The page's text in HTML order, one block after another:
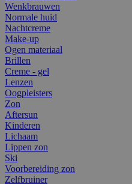
Wenkbrauwen
Normale huid
Nachtcreme
Make-up
Ogen materiaal
Brillen
Creme - gel
Lenzen
Oogpleisters
Zon
Aftersun
Kinderen
Lichaam
Lippen zon
Ski
Voorbereiding zon
Zelfbruiner